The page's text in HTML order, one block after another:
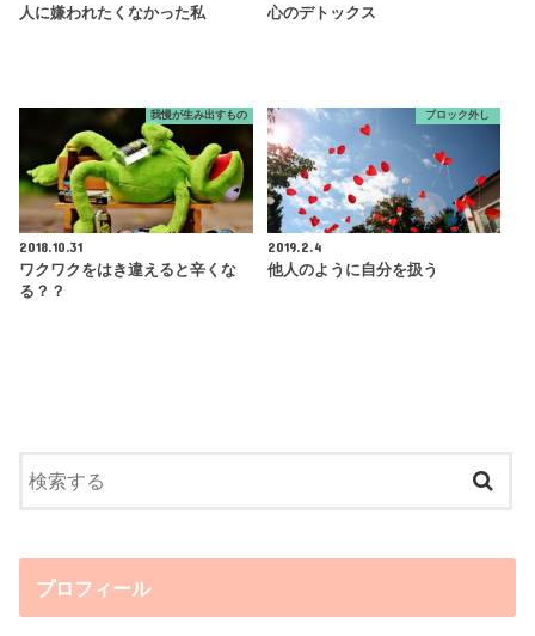
人に嫌われたくなかった私
心のデトックス
我慢が生み出すもの
2018.10.31
ワクワクをはき違えると辛くな
る？？
ブロック外し
2019.2.4
他人のように自分を扱う
プロフィール